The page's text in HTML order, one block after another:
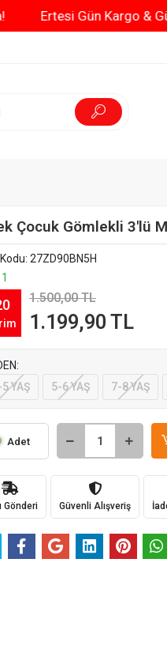
Bedava! Ertesi Gün
Çocuk Gömlekli 3'lü
27ZD90BN5H
1
1.500,00 TL
1.199,90 TL
YAŞ
5-6 YAŞ 7-8 YAŞ
Adet
Gönderi Güvenli Alışveriş